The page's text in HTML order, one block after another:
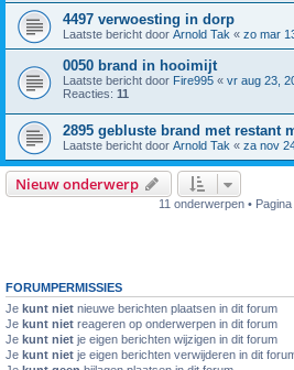
4497 verwoesting in dorp
Laatste bericht door Arnold Tak « zo mar
0050 brand in hooimijt
Laatste bericht door Fire995 « vr aug 23,
Reacties: 11
2895 gebluste brand met restant
Laatste bericht door Arnold Tak « za nov
Nieuw onderwerp
11 onderwerpen • Pagina
FORUMPERMISSIES
Je kunt niet nieuwe berichten plaatsen in dit forum
Je kunt niet reageren op onderwerpen in dit forum
Je kunt niet je eigen berichten wijzigen in dit forum
Je kunt niet je eigen berichten verwijderen in dit